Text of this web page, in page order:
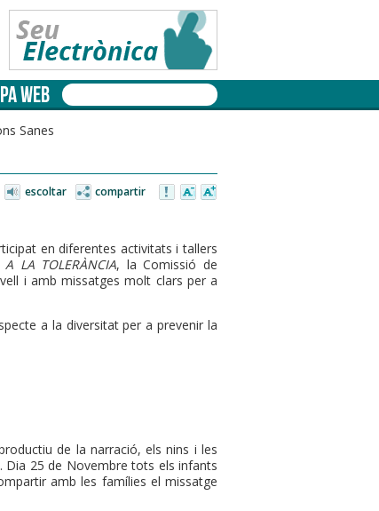
WEB
Sanes
escoltar compartir
en diferentes activitats i tallers
A LA TOLERÀNCIA, la Comissió de
i amb missatges molt clars per a
a la diversitat per a prevenir la
de la narració, els nins i les
Dia 25 de Novembre tots els infants
amb les famílies el missatge